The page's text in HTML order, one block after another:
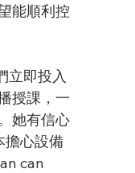
能順利控
授課，一
她有信心
擔心設備
can